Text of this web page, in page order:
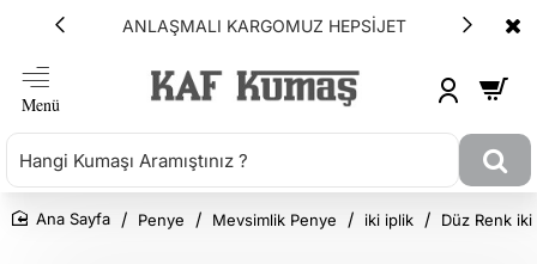
ANLAŞMALI KARGOMUZ HEPSİJET
Penye Mevsimlik Penye iki iplik Düz Renk iki